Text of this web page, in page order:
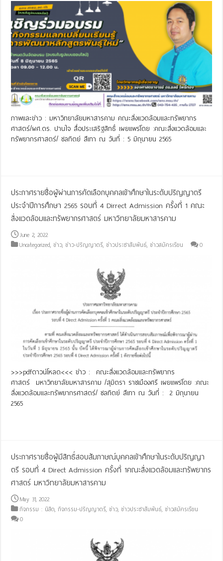
ภาพและข่าว : มหาวิทยาลัยมหาสารคาม คณะสิ่งแวดล้อมและทรัพยากร
ศาสตร์/ผศ.ดร. ปานใจ สื่อประเสริฐสิทธิ์ เผยแพร่โดย :คณะสิ่งแวดล้อมและ
ทรัพยากรศาสตร์/ ชลทิตย์ สีเทา ณ วันที่ : 5 มิถุนายน 2565
ประกาศรายชื่อผู้ผ่านการคัดเลือกบุคคลเข้าศึกษาในระดับปริญญาตรี
ประจำปีการศึกษา 2565 รอบที่ 4 Dirrect Admission ครั้งที่ 1 คณะ
สิ่งแวดล้อมและทรัพยากรศาสตร์ มหาวิทยาลัยมหาสารคาม
June 2, 2022
Uncategorized,ข่าว,ข่าว-ปริญญาตรี,ข่าวประชาสัมพันธ์,ข่าวสมัครเรียน 0
>>>pdfดาวน์โหลด<<< ข่าว : คณะสิ่งแวดล้อมและทรัพยากร
ศาสตร์ มหาวิทยาลัยมหาสารคาม /สุมิตรา ราชเมืองศรี เผยแพร่โดย :คณะ
สิ่งแวดล้อมและทรัพยากรศาสตร์/ ชลทิตย์ สีเทา ณ วันที่ : 2 มิถุนายน
2565
ประกาศรายชื่อผู้มีสิทธิ์สอบสัมภาษณ์บุคคลเข้าศึกษาในระดับปริญญา
ตรี รอบที่ 4 Direct Admission ครั้งที่ 1คณะสิ่งแวดล้อมและทรัพยากร
ศาสตร์ มหาวิทยาลัยมหาสารคาม
May 31, 2022
กิจกรรม : นิสิต,กิจกรรม-ปริญญาตรี,ข่าว,ข่าวประชาสัมพันธ์,ข่าวสมัครเรียน
0